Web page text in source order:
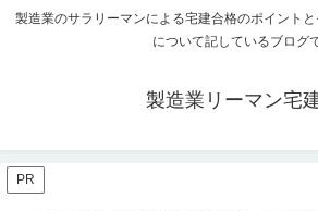
製造業のサラリーマンによる宅建合格のポイント
について記しているブログ
製造業リーマン宅
PR